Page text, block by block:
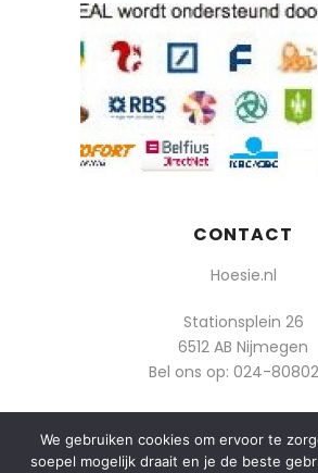
CONTACT
Hoesie.nl
Stationsplein 26
6512 AB Nijmegen
Bel ons op: 024-
Of mail:
We gebruiken cookies om ervoor te
soepel mogelijk draait en je de beste